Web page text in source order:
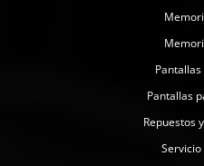
Pantallas
Repuestos